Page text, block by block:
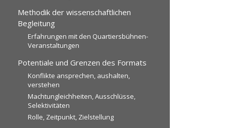
Methodik der wissenschaftlichen
Begleitung
Erfahrungen mit den Quartiersbühnen-
Veranstaltungen
Potentiale und Grenzen des Formats
Konflikte ansprechen, aushalten,
verstehen
Machtungleichheiten, Ausschlüsse,
Selektivitäten
Rolle, Zeitpunkt, Zielstellung